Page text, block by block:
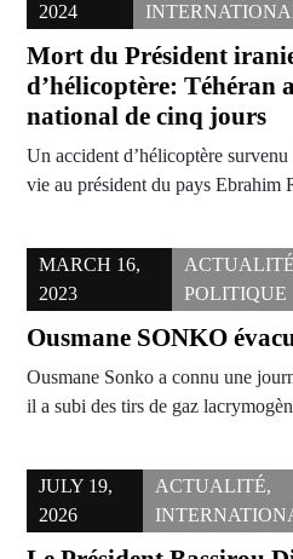
2024
Mort du Président
d’hélicoptère: Téhéran
national de cinq jours
Un accident d’hélicoptère
vie au président du pays Ebrahim
MARCH 16,
2023
ACTUALITÉ
POLITIQUE
Ousmane SONKO
Ousmane Sonko a connu une
il a subi des tirs de gaz
JULY 19,
2026
ACTUALITÉ,